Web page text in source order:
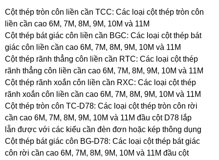
Cột thép tròn côn liền cần TCC: Các loại cột thép tròn côn
liền cần cao 6M, 7M, 8M, 9M, 10M và 11M
Cột thép bát giác côn liền cần BGC: Các loại cột thép bát
giác côn liền cần cao 6M, 7M, 8M, 9M, 10M và 11M
Cột thép rãnh thẳng côn liền cần RTC: Các loại cột thép
rãnh thẳng côn liền cần cao 6M, 7M, 8M, 9M, 10M và 11M
Cột thép rãnh xoắn côn liền cần RXC: Các loại cột thép
rãnh xoắn côn liền cần cao 6M, 7M, 8M, 9M, 10M và 11M
Cột thép tròn côn TC-D78: Các loại cột thép tròn côn rời
cần cao 6M, 7M, 8M, 9M, 10M và 11M đầu cột D78 lắp
lẫn được với các kiểu cần đèn đơn hoặc kép thông dụng
Cột thép bát giác côn BG-D78: Các loại cột thép bát giác
côn rời cần cao 6M, 7M, 8M, 9M, 10M và 11M đầu cột